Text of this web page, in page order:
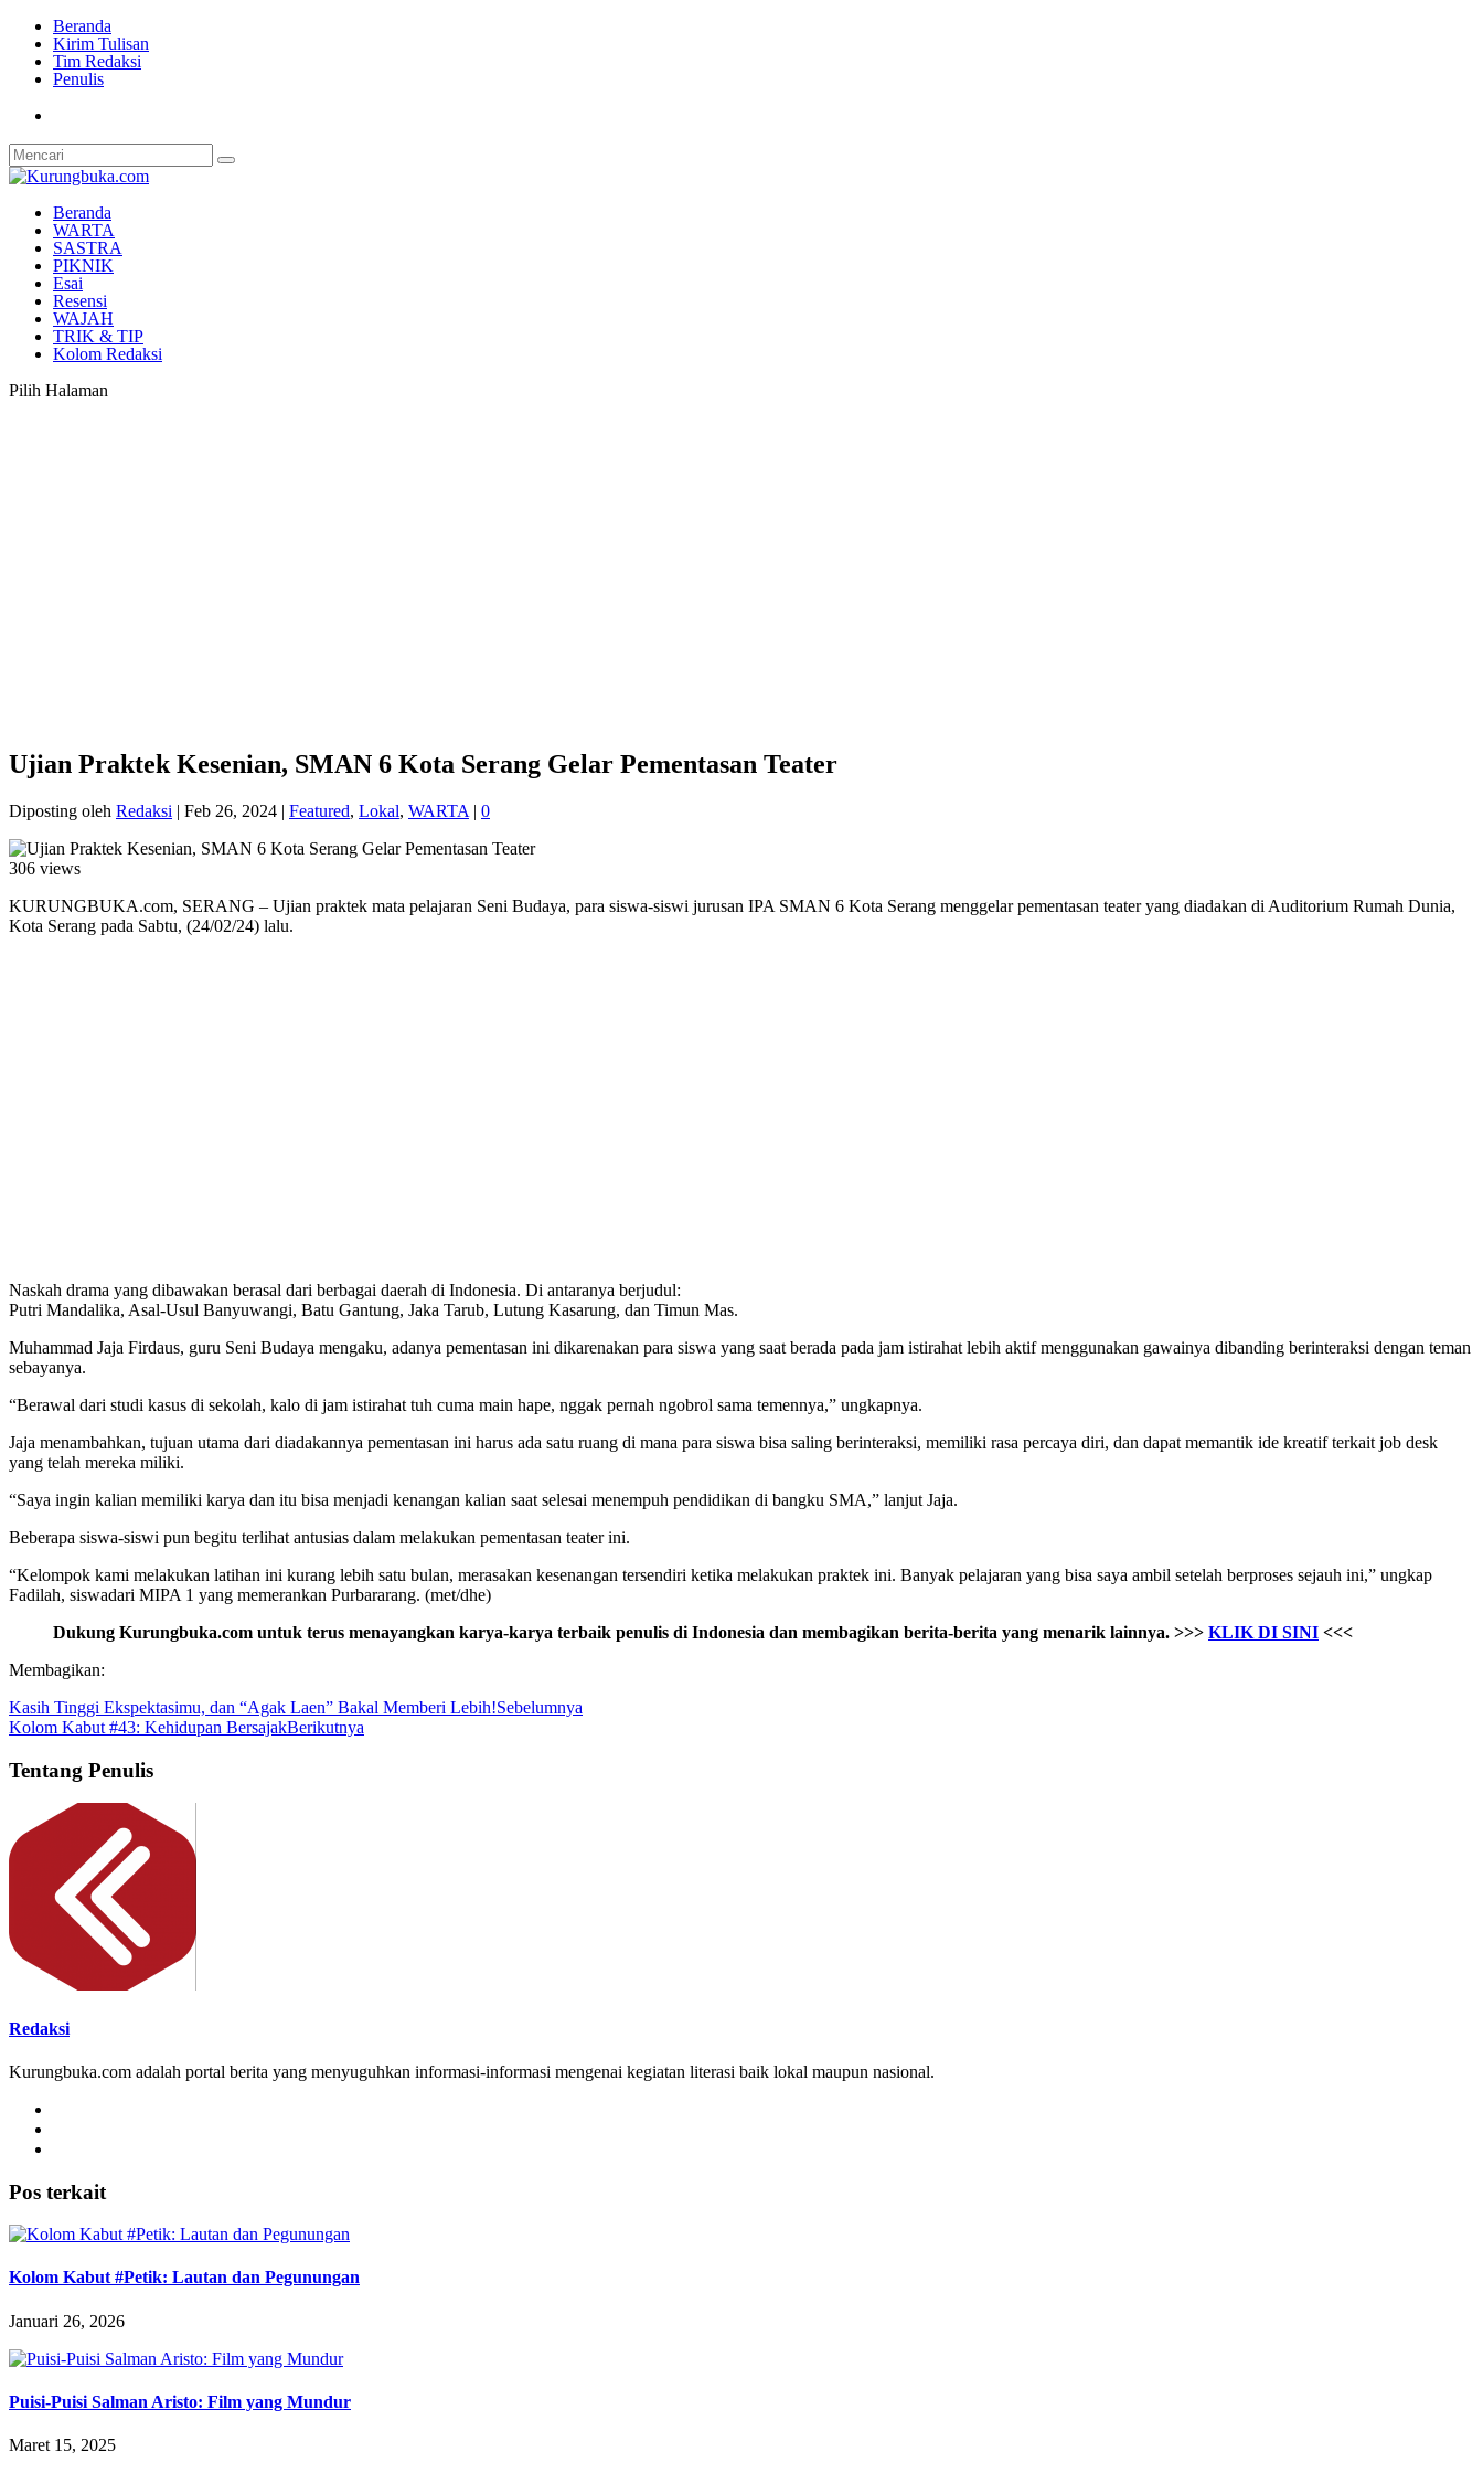
Beranda
Kirim Tulisan
Tim Redaksi
Penulis
Beranda
WARTA
SASTRA
PIKNIK
Esai
Resensi
WAJAH
TRIK & TIP
Kolom Redaksi
Pilih Halaman
Ujian Praktek Kesenian, SMAN 6 Kota Serang Gelar Pementasan Teater
Diposting oleh Redaksi | Feb 26, 2024 | Featured, Lokal, WARTA | 0
306 views
KURUNGBUKA.com, SERANG – Ujian praktek mata pelajaran Seni Budaya, para siswa-siswi jurusan IPA SMAN 6 Kota Serang menggelar pementasan teater yang diadakan di Auditorium Rumah Dunia,
Kota Serang pada Sabtu, (24/02/24) lalu.
Naskah drama yang dibawakan berasal dari berbagai daerah di Indonesia. Di antaranya berjudul:
Putri Mandalika, Asal-Usul Banyuwangi, Batu Gantung, Jaka Tarub, Lutung Kasarung, dan Timun Mas.
Muhammad Jaja Firdaus, guru Seni Budaya mengaku, adanya pementasan ini dikarenakan para siswa yang saat berada pada jam istirahat lebih aktif menggunakan gawainya dibanding berinteraksi dengan teman
sebayanya.
“Berawal dari studi kasus di sekolah, kalo di jam istirahat tuh cuma main hape, nggak pernah ngobrol sama temennya,” ungkapnya.
Jaja menambahkan, tujuan utama dari diadakannya pementasan ini harus ada satu ruang di mana para siswa bisa saling berinteraksi, memiliki rasa percaya diri, dan dapat memantik ide kreatif terkait job desk
yang telah mereka miliki.
“Saya ingin kalian memiliki karya dan itu bisa menjadi kenangan kalian saat selesai menempuh pendidikan di bangku SMA,” lanjut Jaja.
Beberapa siswa-siswi pun begitu terlihat antusias dalam melakukan pementasan teater ini.
“Kelompok kami melakukan latihan ini kurang lebih satu bulan, merasakan kesenangan tersendiri ketika melakukan praktek ini. Banyak pelajaran yang bisa saya ambil setelah berproses sejauh ini,” ungkap
Fadilah, siswadari MIPA 1 yang memerankan Purbararang. (met/dhe)
Dukung Kurungbuka.com untuk terus menayangkan karya-karya terbaik penulis di Indonesia dan membagikan berita-berita yang menarik lainnya. >>> KLIK DI SINI <<<
Membagikan:
Kasih Tinggi Ekspektasimu, dan “Agak Laen” Bakal Memberi Lebih!Sebelumnya
Kolom Kabut #43: Kehidupan BersajakBerikutnya
Tentang Penulis
Redaksi
Kurungbuka.com adalah portal berita yang menyuguhkan informasi-informasi mengenai kegiatan literasi baik lokal maupun nasional.
Pos terkait
Kolom Kabut #Petik: Lautan dan Pegunungan
Januari 26, 2026
Puisi-Puisi Salman Aristo: Film yang Mundur
Maret 15, 2025